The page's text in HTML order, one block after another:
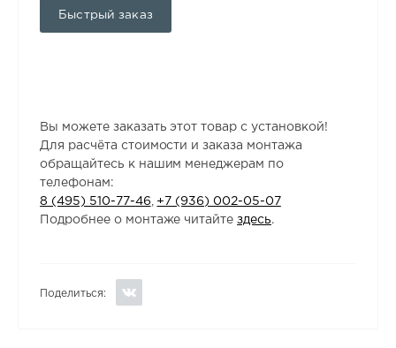
Быстрый заказ
Вы можете заказать этот товар с установкой!
Для расчёта стоимости и заказа монтажа
обращайтесь к нашим менеджерам по
телефонам:
8 (495) 510-77-46
+7 (936) 002-05-07
Подробнее о монтаже читайтездесь.
Поделиться: